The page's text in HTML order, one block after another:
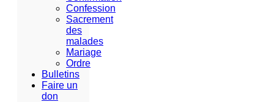
Confession
Sacrement
des
malades
Mariage
Ordre
Bulletins
Faire un
don